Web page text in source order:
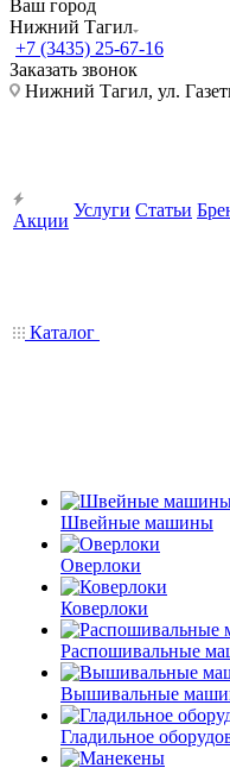
Ваш город
Нижний Тагил
+7 (3435) 25-67-16
Заказать звонок
Нижний Тагил, ул.
Акции
Услуги Статьи
Каталог
Швейные машины
Оверлоки
Коверлоки
Распошивальные
Вышивальные
Гладильное